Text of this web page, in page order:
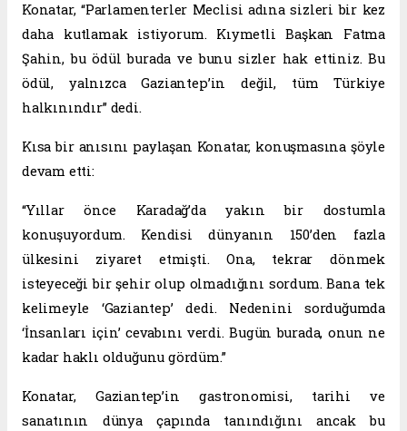
Konatar, “Parlamenterler Meclisi adına sizleri bir kez
daha kutlamak istiyorum. Kıymetli Başkan Fatma
Şahin, bu ödül burada ve bunu sizler hak ettiniz. Bu
ödül, yalnızca Gaziantep’in değil, tüm Türkiye
halkınındır” dedi.
Kısa bir anısını paylaşan Konatar, konuşmasına şöyle
devam etti:
“Yıllar önce Karadağ’da yakın bir dostumla
konuşuyordum. Kendisi dünyanın 150’den fazla
ülkesini ziyaret etmişti. Ona, tekrar dönmek
isteyeceği bir şehir olup olmadığını sordum. Bana tek
kelimeyle ‘Gaziantep’ dedi. Nedenini sorduğumda
‘İnsanları için’ cevabını verdi. Bugün burada, onun ne
kadar haklı olduğunu gördüm.”
Konatar, Gaziantep’in gastronomisi, tarihi ve
sanatının dünya çapında tanındığını ancak bu